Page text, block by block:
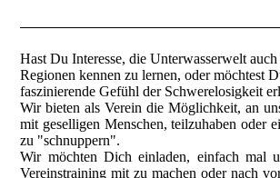
Hast Du Interesse, die Unterwasserwelt auch
Regionen kennen zu lernen, oder möchtest
faszinierende Gefühl der Schwerelosigkeit
Wir bieten als Verein die Möglichkeit, an
mit geselligen Menschen, teilzuhaben oder
zu "schnuppern".
Wir möchten Dich einladen, einfach mal
Vereinstraining mit zu machen oder nach